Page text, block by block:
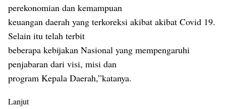
perekonomian dan kemampuan
keuangan daerah yang terkoreksi akibat akibat Covid 19.
Selain itu telah terbit
beberapa kebijakan Nasional yang mempengaruhi
penjabaran dari visi, misi dan
program Kepala Daerah,”katanya.
Lanjut